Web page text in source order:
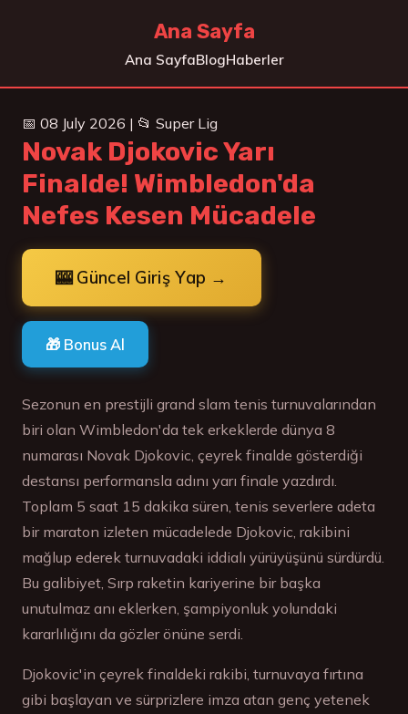
Ana Sayfa
Ana SayfaBlogHaberler
📅 08 July 2026 | 📂 Super Lig
Novak Djokovic Yarı
Finalde! Wimbledon'da
Nefes Kesen Mücadele
🎰 Güncel Giriş Yap →
🎁 Bonus Al
Sezonun en prestijli grand slam tenis turnuvalarından
biri olan Wimbledon'da tek erkeklerde dünya 8
numarası Novak Djokovic, çeyrek finalde gösterdiği
destansı performansla adını yarı finale yazdırdı.
Toplam 5 saat 15 dakika süren, tenis severlere adeta
bir maraton izleten mücadelede Djokovic, rakibini
mağlup ederek turnuvadaki iddialı yürüyüşünü sürdürdü.
Bu galibiyet, Sırp raketin kariyerine bir başka
unutulmaz anı eklerken, şampiyonluk yolundaki
kararlılığını da gözler önüne serdi.
Djokovic'in çeyrek finaldeki rakibi, turnuvaya fırtına
gibi başlayan ve sürprizlere imza atan genç yetenek